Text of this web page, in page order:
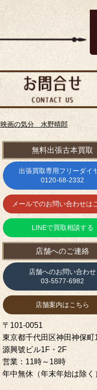
映画の気分 水野晴郎
無料出張古本買取
出張買取専用フリーダイ
0120-68-2332
メールでのお問い合わせは
LINEで買取相談する
店舗へのご連絡
店舗へのお問い合わせ
03-5577-6982
店舗案内はこちら
〒101-0051
東京都千代田区神田神保町
源興號ビル1F・2F
営業：11時～18時
年中無休（年末年始は除く